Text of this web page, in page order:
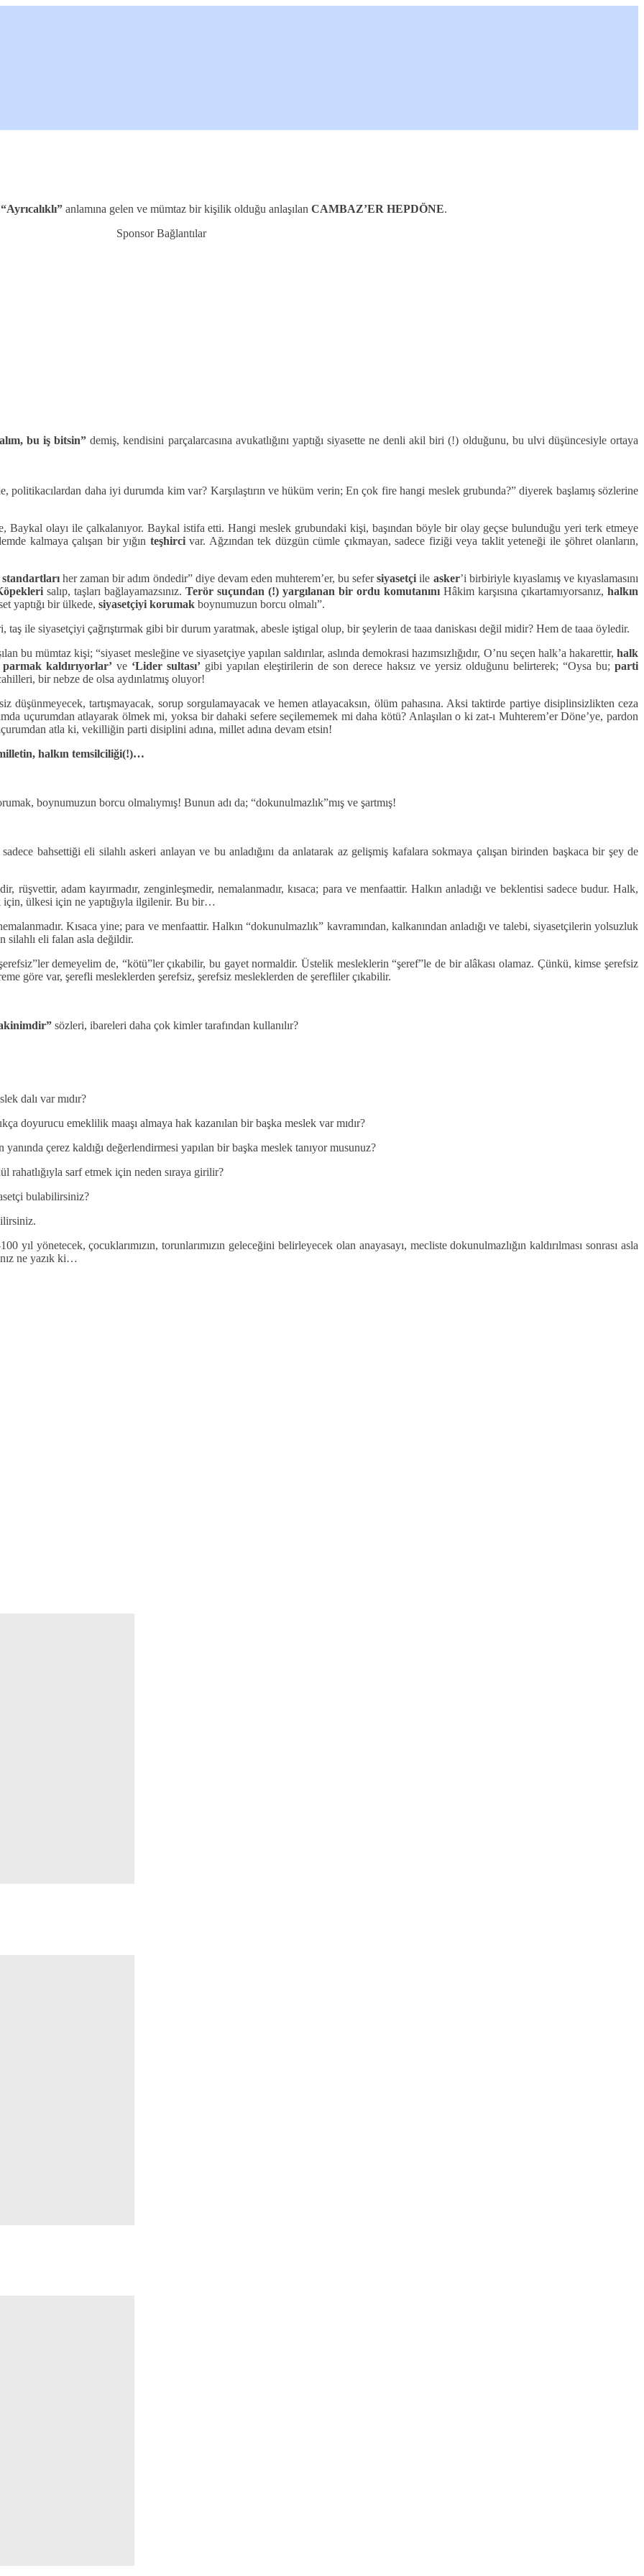
“Ayrıcalıklı” anlamına gelen ve mümtaz bir kişilik olduğu anlaşılan CAMBAZ’ER HEPDÖNE.
Sponsor Bağlantılar
bu iş bitsin” demiş, kendisini parçalarcasına avukatlığını yaptığı siyasette ne denli akil biri (!) olduğunu, bu ulvi düşüncesiyle ortaya
politikacılardan daha iyi durumda kim var? Karşılaştırın ve hüküm verin; En çok fire hangi meslek grubunda?” diyerek başlamış sözlerine
Baykal olayı ile çalkalanıyor. Baykal istifa etti. Hangi meslek grubundaki kişi, başından böyle bir olay geçse bulunduğu yeri terk etmeye
kalmaya çalışan bir yığın teşhircivar. Ağzından tek düzgün cümle çıkmayan, sadece fiziği veya taklit yeteneği ile şöhret olanların,
her zaman bir adım öndedir” diye devam eden muhterem’er, bu sefersiyasetçiile asker’i birbiriyle kıyaslamış ve kıyaslamasını
salıp, taşları bağlayamazsınız. Terör suçundan (!) yargılanan bir ordu komutanını Hâkim karşısına çıkartamıyorsanız, halkın
yaptığı bir ülkede, siyasetçiyi korumak boynumuzun borcu olmalı”.
ile siyasetçiyi çağrıştırmak gibi bir durum yaratmak, abesle iştigal olup, bir şeylerin de taaa daniskası değil midir? Hem de taaa öyledir.
bu mümtaz kişi; “siyaset mesleğine ve siyasetçiye yapılan saldırılar, aslında demokrasi hazımsızlığıdır, O’nu seçen halk’a hakarettir, halk
parmak kaldırıyorlar’ ve ‘Lider sultası’ gibi yapılan eleştirilerin de son derece haksız ve yersiz olduğunu belirterek; “Oysa bu; parti
bir nebze de olsa aydınlatmış oluyor!
düşünmeyecek, tartışmayacak, sorup sorgulamayacak ve hemen atlayacaksın, ölüm pahasına. Aksi taktirde partiye disiplinsizlikten ceza
uçurumdan atlayarak ölmek mi, yoksa bir dahaki sefere seçilememek mi daha kötü? Anlaşılan o ki zat-ı Muhterem’er Döne’ye, pardon
atla ki, vekilliğin parti disiplini adına, millet adına devam etsin!
halkın temsilciliği(!)…
boynumuzun borcu olmalıymış! Bunun adı da; “dokunulmazlık”mış ve şartmış!
bahsettiği eli silahlı askeri anlayan ve bu anladığını da anlatarak az gelişmiş kafalara sokmaya çalışan birinden başkaca bir şey de
adam kayırmadır, zenginleşmedir, nemalanmadır, kısaca; para ve menfaattir. Halkın anladığı ve beklentisi sadece budur. Halk,
için, ülkesi için ne yaptığıyla ilgilenir. Bu bir…
Kısaca yine; para ve menfaattir. Halkın “dokunulmazlık” kavramından, kalkanından anladığı ve talebi, siyasetçilerin yolsuzluk
silahlı eli falan asla değildir.
demeyelim de, “kötü”ler çıkabilir, bu gayet normaldir. Üstelik mesleklerin “şeref”le de bir alâkası olamaz. Çünkü, kimse şerefsiz
göre var, şerefli mesleklerden şerefsiz, şerefsiz mesleklerden de şerefliler çıkabilir.
sözleri, ibareleri daha çok kimler tarafından kullanılır?
dalı var mıdır?
doyurucu emeklilik maaşı almaya hak kazanılan bir başka meslek var mıdır?
yanında çerez kaldığı değerlendirmesi yapılan bir başka meslek tanıyor musunuz?
rahatlığıyla sarf etmek için neden sıraya girilir?
bulabilirsiniz?
yönetecek, çocuklarımızın, torunlarımızın geleceğini belirleyecek olan anayasayı, mecliste dokunulmazlığın kaldırılması sonrası asla
ne yazık ki…